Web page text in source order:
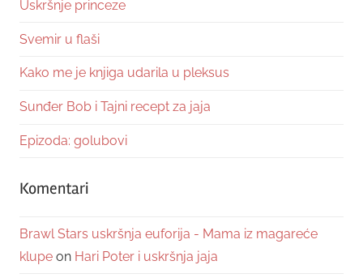
Uskršnje princeze
Svemir u flaši
Kako me je knjiga udarila u pleksus
Sunđer Bob i Tajni recept za jaja
Epizoda: golubovi
Komentari
Brawl Stars uskršnja euforija - Mama iz magareće
klupe on Hari Poter i uskršnja jaja